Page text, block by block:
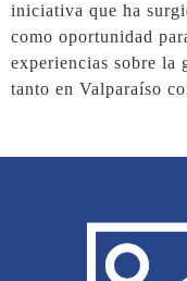
iniciativa que ha
como oportunidad
experiencias sobre la
tanto en Valparaíso